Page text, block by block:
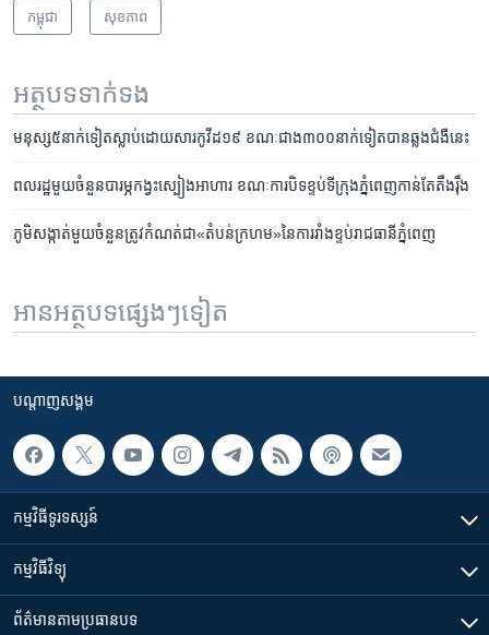
កម្ពុជា សុខភាព
អត្ថបទ​ទាក់ទង
មនុស្ស​៥​នាក់​ទៀត​​ស្លាប់​ដោយ​សារ​កូវីដ១៩ ខណៈ​ជាង​៣០០​នាក់​ទៀត​បាន​ឆ្លង​ជំងឺ​នេះ
ពលរដ្ឋ​មួយ​ចំនួន​បារម្ភ​កង្វះ​ស្បៀង​អាហារ ខណៈ​ការ​បិទ​ខ្ទប់​ទីក្រុង​ភ្នំពេញ​កាន់​តែ​តឹង​រ៉ឹង
ភូមិ​សង្កាត់​មួយ​ចំនួន​ត្រូវ​កំណត់​ជា​«តំបន់​ក្រហម»នៃ​ការ​រាំង​ខ្ទប់​រាជ​ធានី​ភ្នំពេញ
អានអត្ថបទផ្សេងៗទៀត
បណ្តាញ​សង្គម
កម្មវិធី​ទូរទស្សន៍
កម្មវិធី​វិទ្យុ
ព័ត៌មាន​តាមប្រធានបទ​